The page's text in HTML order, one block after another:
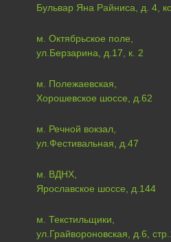
Бульвар Яна Райниса, д. 4,
м. Октябрьское поле,
ул.Берзарина, д.17, к. 2
м. Полежаевская,
Хорошевское шоссе, д.62
м. Речной вокзал,
ул.Фестивальная, д.47
м. ВДНХ,
Ярославское шоссе, д.144
м. Текстильщики,
ул.Грайвороновская, д.6,